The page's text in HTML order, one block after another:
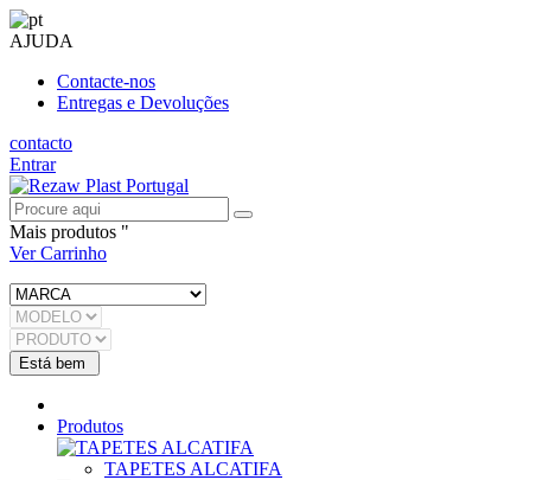
AJUDA
Contacte-nos
Entregas e Devoluções
contacto
Entrar
Mais produtos "
Ver Carrinho
Produtos
TAPETES ALCATIFA